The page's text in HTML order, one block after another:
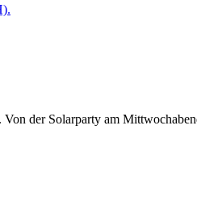
Von der Solarparty am